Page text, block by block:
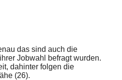
das sind auch die
Jobwahl befragt wurden.
dahinter folgen die
(26).